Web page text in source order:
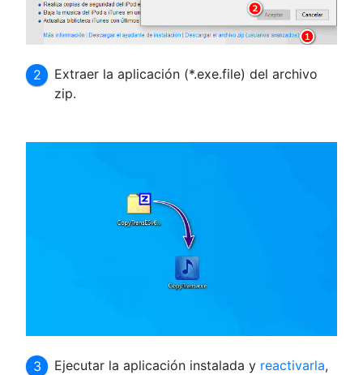
Extraer la aplicación (*.exe.file) del archivo
zip.
Ejecutar la aplicación instalada y reactivarla,